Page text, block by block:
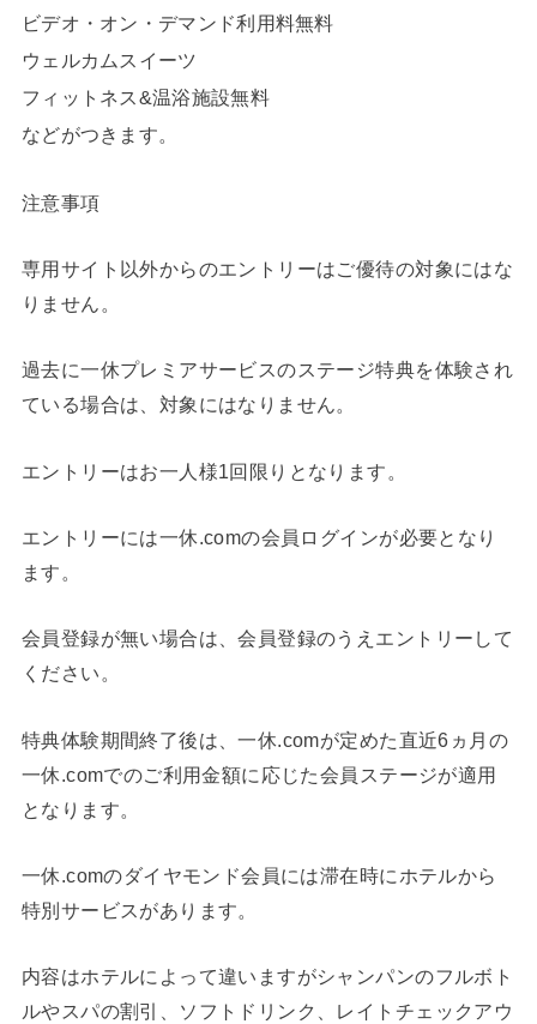
ビデオ・オン・デマンド利用料無料
ウェルカムスイーツ
フィットネス&温浴施設無料
などがつきます。
注意事項
専用サイト以外からのエントリーはご優待の対象にはな
りません。
過去に一休プレミアサービスのステージ特典を体験され
ている場合は、対象にはなりません。
エントリーはお一人様1回限りとなります。
エントリーには一休.comの会員ログインが必要となり
ます。
会員登録が無い場合は、会員登録のうえエントリーして
ください。
特典体験期間終了後は、一休.comが定めた直近6ヵ月の
一休.comでのご利用金額に応じた会員ステージが適用
となります。
一休.comのダイヤモンド会員には滞在時にホテルから
特別サービスがあります。
内容はホテルによって違いますがシャンパンのフルボト
ルやスパの割引、ソフトドリンク、レイトチェックアウ